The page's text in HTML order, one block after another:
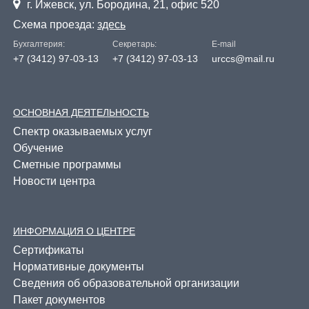
стоимости строительства в
условиях постоянно
меняющихся
ценообразующих факторов;
13. Ведем организационную и
методическую работу по
компьютеризации сметных
ЭВМ фактической
стоимости выполненных
затрат подрядчиком по
объекту строительства;

г. Ижевск, ул. Бородина, 21, офис 520
Схема проезда: здесь
Бухгалтерия:
+7 (3412) 97-03-13
Секретарь:
+7 (3412) 97-03-13
E-mail
urccs@mail.ru
ОСНОВНАЯ ДЕЯТЕЛЬНОСТЬ
Спектр оказываемых услуг
Обучение
Сметные программы
Новости центра
ИНФОРМАЦИЯ О ЦЕНТРЕ
Cертификаты
Нормативные документы
Сведения об образовательной организации
Пакет документов